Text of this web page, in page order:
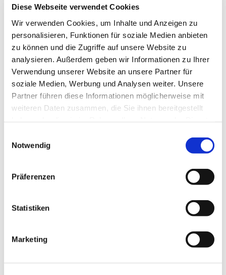
Diese Webseite verwendet Cookies
Wir verwenden Cookies, um Inhalte und Anzeigen zu
personalisieren, Funktionen für soziale Medien anbieten
zu können und die Zugriffe auf unsere Website zu
analysieren. Außerdem geben wir Informationen zu Ihrer
Verwendung unserer Website an unsere Partner für
soziale Medien, Werbung und Analysen weiter. Unsere
Partner führen diese Informationen möglicherweise mit
weiteren Daten zusammen, die Sie ihnen bereitgestellt
Notwendig
Präferenzen
Statistiken
Marketing
SEITENMARKISEN
Windschutz und Privatsphäre
perfekt, wenn Ihre Terrasse in Sinzig zum
Nachbargrundstück oder zur Straße hin offen liegt.
FENSTER- UND SENKRECHTMARKISEN
beschatten wirkungsvoll einzelne Fenster und
unterbinden.